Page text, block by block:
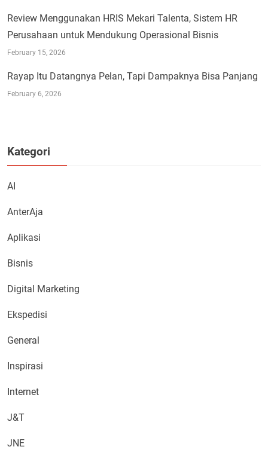
Review Menggunakan HRIS Mekari Talenta, Sistem HR
Perusahaan untuk Mendukung Operasional Bisnis
February 15, 2026
Rayap Itu Datangnya Pelan, Tapi Dampaknya Bisa Panjang
February 6, 2026
Kategori
AI
AnterAja
Aplikasi
Bisnis
Digital Marketing
Ekspedisi
General
Inspirasi
Internet
J&T
JNE